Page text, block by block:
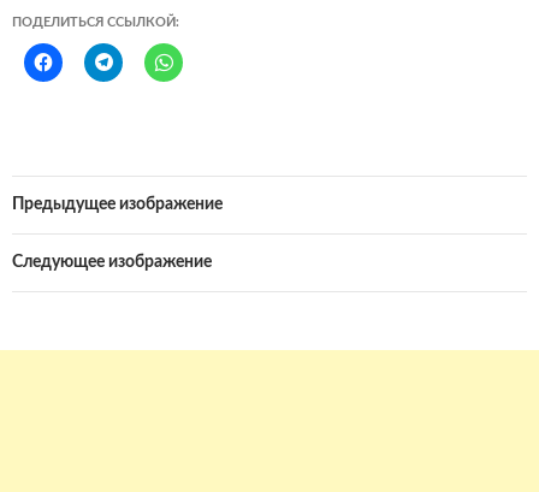
ПОДЕЛИТЬСЯ ССЫЛКОЙ:
Предыдущее изображение
Следующее изображение